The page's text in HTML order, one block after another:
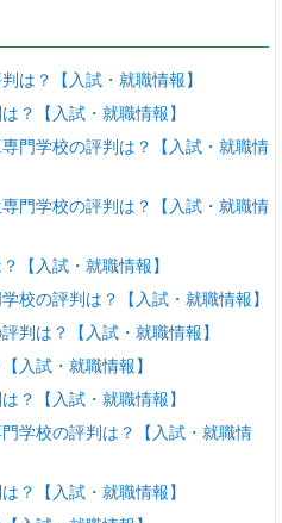
は？【入試・就職情報】
？【入試・就職情報】
門学校の評判は？【入試・就職情
門学校の評判は？【入試・就職情
【入試・就職情報】
校の評判は？【入試・就職情報】
判は？【入試・就職情報】
入試・就職情報】
？【入試・就職情報】
学校の評判は？【入試・就職情
？【入試・就職情報】